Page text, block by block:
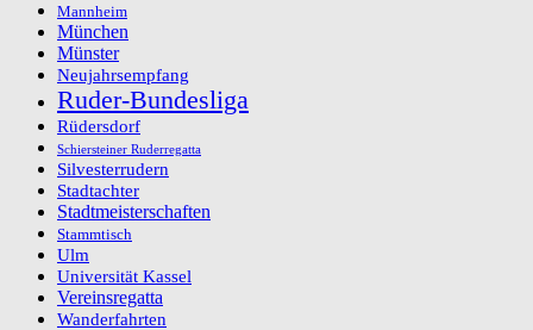
Mannheim
München
Münster
Neujahrsempfang
Ruder-Bundesliga
Rüdersdorf
Schiersteiner Ruderregatta
Silvesterrudern
Stadtachter
Stadtmeisterschaften
Stammtisch
Ulm
Universität Kassel
Vereinsregatta
Wanderfahrten